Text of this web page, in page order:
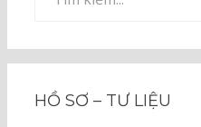
kiếm
HỒ SƠ – TƯ LIỆU